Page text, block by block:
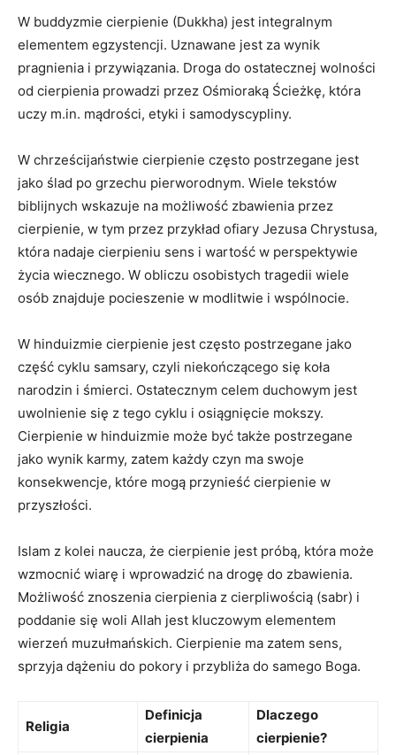
W ⁢buddyzmie cierpienie (Dukkha) jest integralnym
elementem egzystencji. Uznawane jest ⁢za wynik
pragnienia i przywiązania.‍ Droga do ostatecznej wolności
od cierpienia prowadzi przez Ośmioraką Ścieżkę, która
⁣uczy m.in. mądrości, etyki ⁤i samodyscypliny.
W chrześcijaństwie⁣ cierpienie często postrzegane jest
‍jako ślad ⁤po grzechu pierworodnym. Wiele tekstów
biblijnych wskazuje na możliwość zbawienia ‌przez‍
cierpienie, ⁢w⁤ tym ‌przez przykład ofiary Jezusa Chrystusa,​
która nadaje cierpieniu sens i wartość w ‍perspektywie
życia wiecznego. ⁢W obliczu osobistych‍ tragedii wiele
osób‍ znajduje pocieszenie w modlitwie i wspólnocie.
W ⁣hinduizmie cierpienie jest często postrzegane jako
część cyklu samsary, czyli​ niekończącego się koła
narodzin i śmierci. Ostatecznym celem duchowym jest
uwolnienie się z tego cyklu i osiągnięcie mokszy.
Cierpienie w hinduizmie ‍może być także postrzegane
jako wynik karmy, zatem każdy czyn ma swoje
konsekwencje,​ które​ mogą przynieść cierpienie w
przyszłości.
Islam z ⁤kolei ​naucza, że ⁤cierpienie jest próbą, która może
⁣wzmocnić ‍wiarę i‍ wprowadzić na drogę do​ zbawienia.
Możliwość znoszenia cierpienia z​ cierpliwością (sabr) i
poddanie się woli Allah⁢ jest kluczowym ⁢elementem
wierzeń muzułmańskich. Cierpienie⁤ ma⁢ zatem sens,
sprzyja dążeniu​ do pokory i ⁢przybliża do ​samego Boga.
Religia
Definicja
‌cierpienia
Dlaczego
cierpienie?